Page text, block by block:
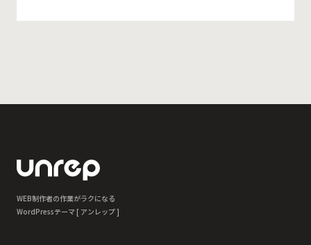
WEB制作者の作業がラクになる
WordPressテーマ [ アンレップ ]